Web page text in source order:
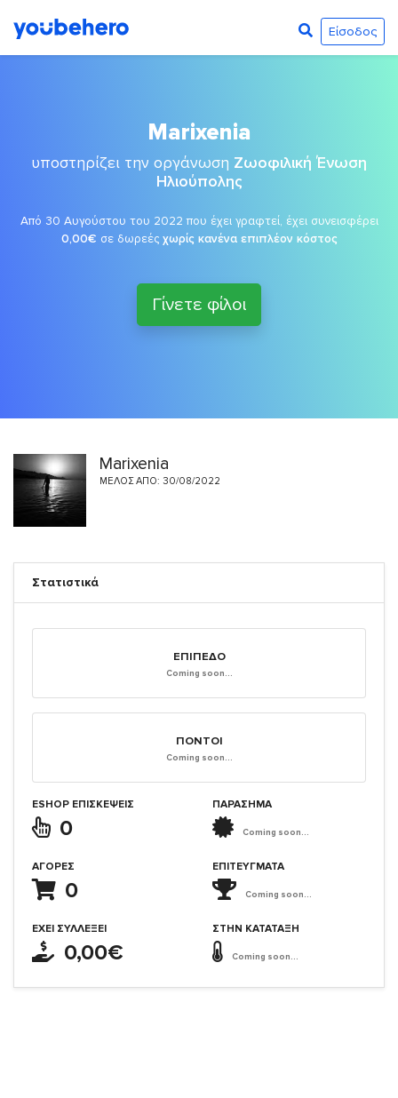
Είσοδος
Marixenia
υποστηρίζει την οργάνωση Ζωοφιλική Ένωση
Ηλιούπολης
Από 30 Αυγούστου του 2022 που έχει γραφτεί, έχει συνεισφέρει
0,00€ σε δωρεές χωρίς κανένα επιπλέον κόστος
Γίνετε φίλοι
Marixenia
ΜΈΛΟΣ ΑΠΌ: 30/08/2022
Στατιστικά
ΕΠΊΠΕΔΟ
Coming soon...
ΠΌΝΤΟΙ
Coming soon...
ESHOP ΕΠΙΣΚΈΨΕΙΣ
0
ΑΓΟΡΈΣ
0
ΈΧΕΙ ΣΥΛΛΈΞΕΙ
0,00€
ΠΑΡΑΣΗΜΑ
Coming soon...
ΕΠΙΤΕΎΓΜΑΤΑ
Coming soon...
ΣΤΗΝ ΚΑΤΆΤΑΞΗ
Coming soon...